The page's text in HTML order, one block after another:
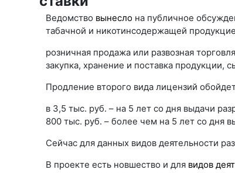
Ведомство вынесло на публичное
табачной и никотинсодержащей
розничная продажа или развозная
закупка, хранение и поставка продукции,
Продление второго вида лицензий
в 3,5 тыс. руб. – на 5 лет со дня выдачи
800 тыс. руб. – более чем на 5 лет со дня
Сейчас для данных видов деятельности
В проекте есть новшество и для видов